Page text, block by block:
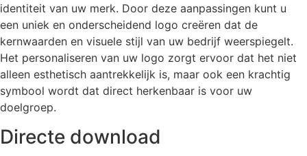
identiteit van uw merk. Door deze aanpassingen kunt u
een uniek en onderscheidend logo creëren dat de
kernwaarden en visuele stijl van uw bedrijf weerspiegelt.
Het personaliseren van uw logo zorgt ervoor dat het niet
alleen esthetisch aantrekkelijk is, maar ook een krachtig
symbool wordt dat direct herkenbaar is voor uw
doelgroep.
Directe download